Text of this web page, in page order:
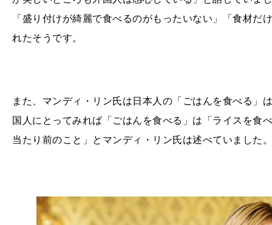
「盛り付けが綺麗で食べるのがもったいない」「食材
れたそうです。
また、マンディ・リン氏は日本人の「ごはんを食べる」
国人にとってみれば「ごはんを食べる」は「ライスを食
当たり前のこと」とマンディ・リン氏は述べていました。